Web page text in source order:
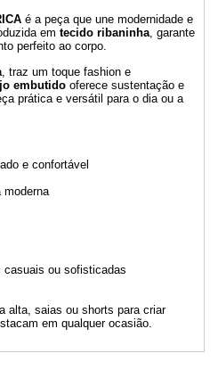
é a peça que une modernidade e
em tecido ribaninha , garante
perfeito ao corpo.
, traz um toque fashion e
embutido oferece sustentação e
prática e versátil para o dia ou a
e confortável
moderna
casuais ou sofisticadas
alta, saias ou shorts para criar
em qualquer ocasião.